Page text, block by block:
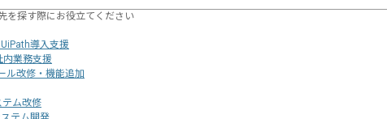
を探す際にお役立てください
導入支援
内業務支援
ル改修・機能追加
ム改修